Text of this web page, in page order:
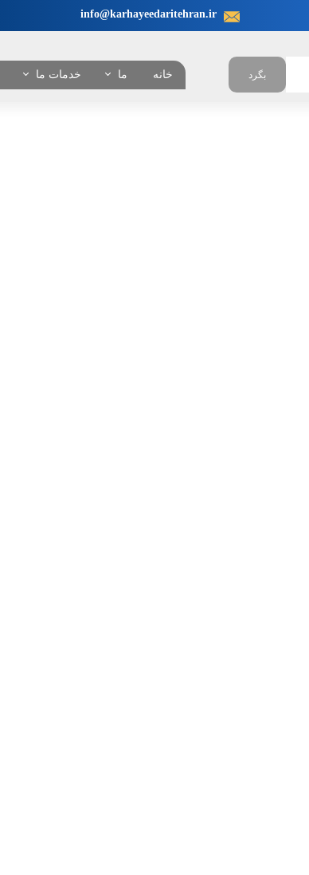
info@karhayeedaritehran.ir
خانه ما خدمات ما بگرد